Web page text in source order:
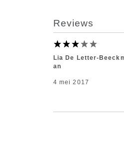
Reviews
Lia De Letter-
an
4 mei 2017